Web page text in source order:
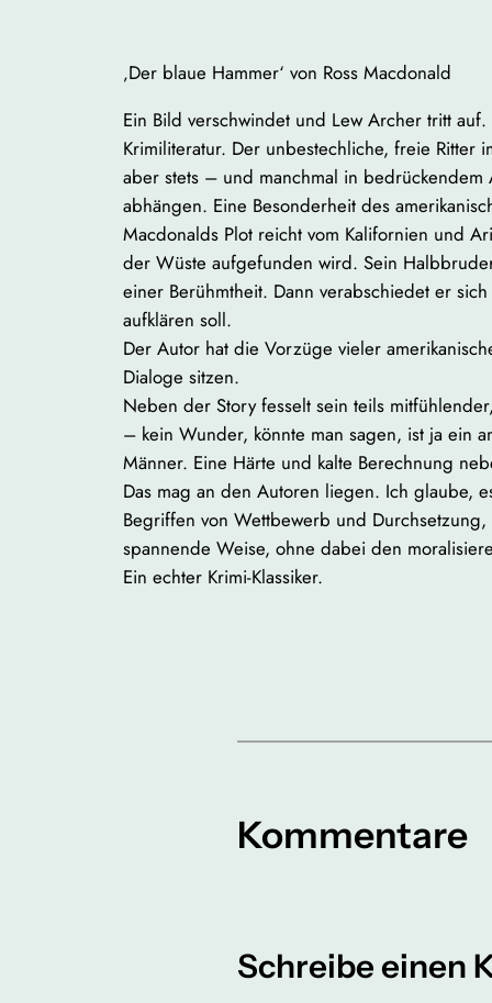
‚Der blaue Hammer‘ von Ross Macdonald
Ein Bild verschwindet und Lew Archer tritt
Krimiliteratur. Der unbestechliche, freie Ritter
aber stets – und manchmal in
abhängen. Eine Besonderheit des
Macdonalds Plot reicht vom Kalifornien und
der Wüste aufgefunden wird. Sein
einer Berühmtheit. Dann verabschiedet er
aufklären soll.
Der Autor hat die Vorzüge vieler
Dialoge sitzen.
Neben der Story fesselt sein teils
– kein Wunder, könnte man sagen, ist ja ein
Männer. Eine Härte und kalte Berechnung
Das mag an den Autoren liegen. Ich glaube,
Begriffen von Wettbewerb und
spannende Weise, ohne dabei den
Ein echter Krimi-Klassiker.
Kommentare
Schreibe einen